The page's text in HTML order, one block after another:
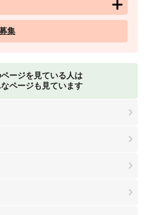
集
ページを見ている人は
なページも見ています